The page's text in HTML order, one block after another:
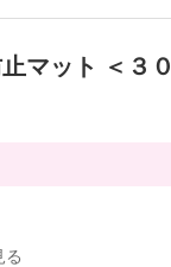
マット ＜３０
る